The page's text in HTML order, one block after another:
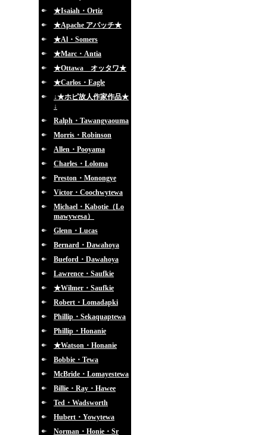
★Isaiah・Ortiz
★Apache アパッチ★
★Al・Somers
★Marc・Antia
★Ottawa オッタワ★
★Carlos・Eagle
↓★ホピ故人作家作品★
↓
Ralph・Tawangyaouma
Morris・Robinson
Allen・Pooyama
Charles・Loloma
Preston・Monongye
Victor・Coochwytewa
Michael・Kabotie（Lo
mawywesa）
Glenn・Lucas
Bernard・Dawahoya
Bueford・Dawahoya
Lawrence・Saufkie
★Wilmer・Saufkie
Robert・Lomadapki
Phillip・Sekaquaptewa
Phillip・Honanie
★Watson・Honanie
Bobbie・Tewa
McBride・Lomayestewa
Billie・Ray・Hawee
Ted・Wadsworth
Hubert・Yowytewa
Norman・Honie・Sr